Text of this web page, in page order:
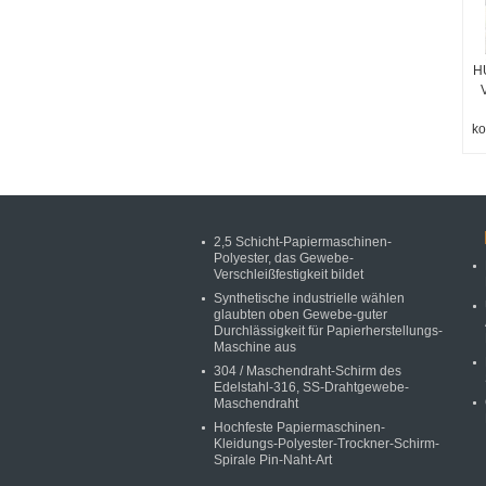
2,5 Schicht-Papiermaschinen-
Polyester, das Gewebe-
Verschleißfestigkeit bildet
Synthetische industrielle wählen
glaubten oben Gewebe-guter
Durchlässigkeit für Papierherstellungs-
Maschine aus
304 / Maschendraht-Schirm des
Edelstahl-316, SS-Drahtgewebe-
Maschendraht
Hochfeste Papiermaschinen-
Kleidungs-Polyester-Trockner-Schirm-
Spirale Pin-Naht-Art